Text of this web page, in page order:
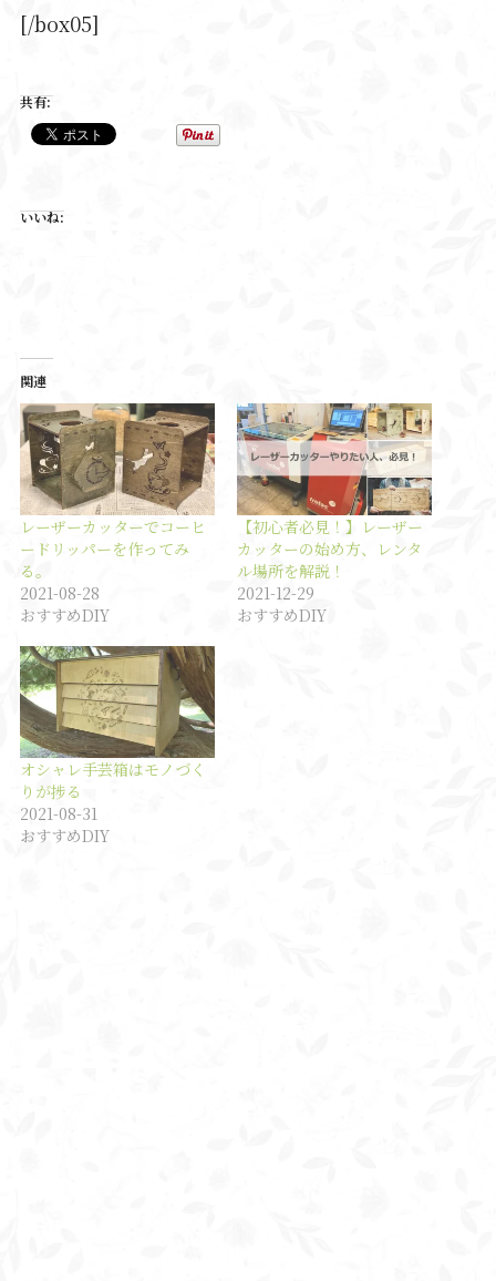
[/box05]
共有:
いいね:
関連
レーザーカッターでコーヒ
ードリッパーを作ってみ
る。
2021-08-28
おすすめDIY
【初心者必見！】レーザー
カッターの始め方、レンタ
ル場所を解説！
2021-12-29
おすすめDIY
オシャレ手芸箱はモノづく
りが捗る
2021-08-31
おすすめDIY